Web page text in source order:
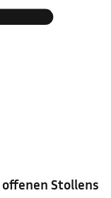
Stollens